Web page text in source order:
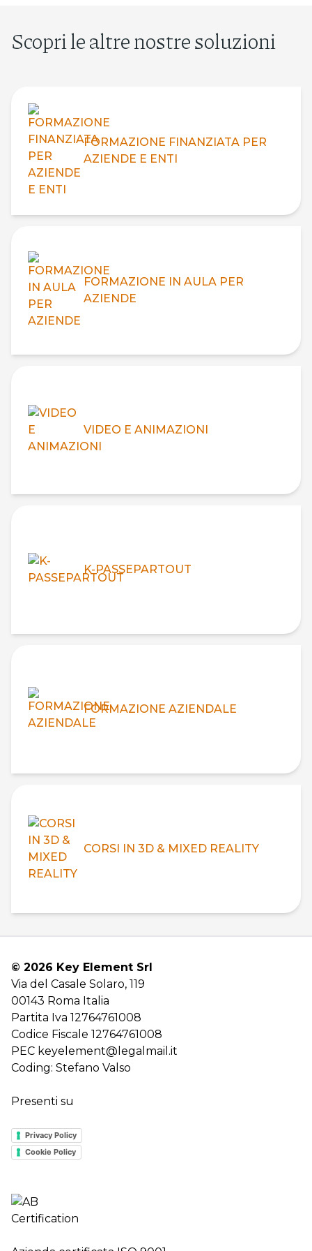
Scopri le altre nostre soluzioni
FORMAZIONE FINANZIATA PER
AZIENDE E ENTI
FORMAZIONE IN AULA PER
AZIENDE
VIDEO E ANIMAZIONI
K-PASSEPARTOUT
FORMAZIONE AZIENDALE
CORSI IN 3D & MIXED REALITY
© 2026 Key Element Srl
Via del Casale Solaro, 119
00143 Roma Italia
Partita Iva 12764761008
Codice Fiscale 12764761008
PEC keyelement@legalmail.it
Coding: Stefano Valso
Presenti su
Privacy Policy
Cookie Policy